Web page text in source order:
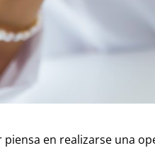
piensa en realizarse una